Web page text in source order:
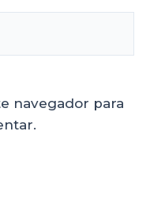
navegador para